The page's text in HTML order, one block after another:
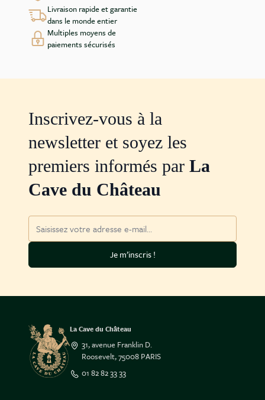
Livraison rapide et garantie
dans le monde entier
Multiples moyens de
paiements sécurisés
Inscrivez-vous à la
newsletter et soyez les
premiers informés par La
Cave du Château
Je m’inscris !
La Cave du Château
31, avenue Franklin D.
Roosevelt, 75008 PARIS
01 82 82 33 33